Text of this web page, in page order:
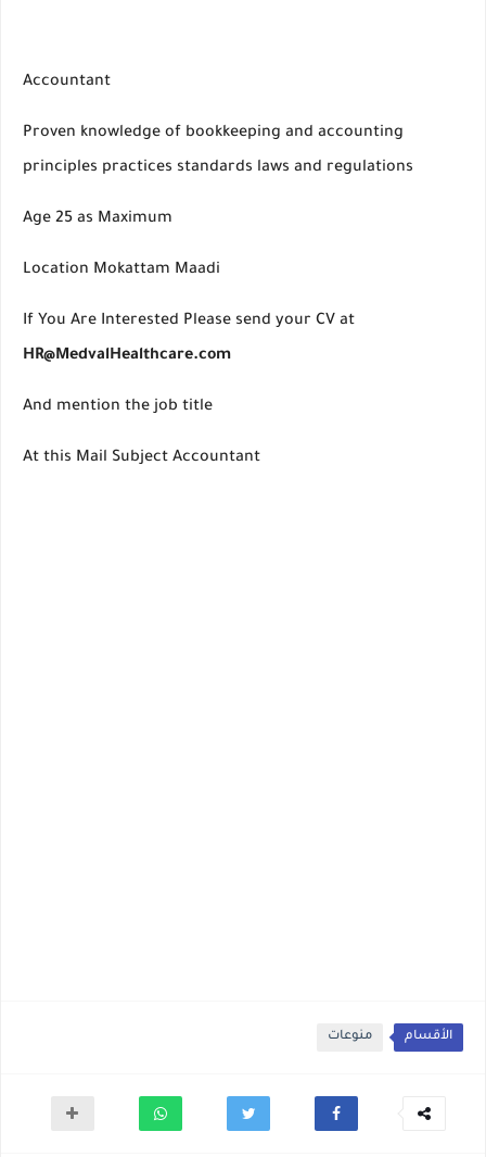
Accountant
Proven knowledge of bookkeeping and accounting
principles practices standards laws and regulations
Age 25 as Maximum
Location Mokattam Maadi
If You Are Interested Please send your CV at
HR@MedvalHealthcare.com
And mention the job title
At this Mail Subject Accountant
الأقسام منوعات